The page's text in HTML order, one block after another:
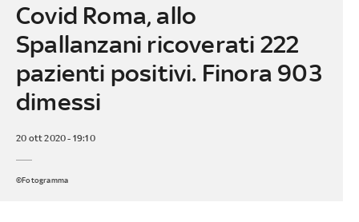
Covid Roma, allo
Spallanzani ricoverati 222
pazienti positivi. Finora 903
dimessi
20 ott 2020 - 19:10
©Fotogramma